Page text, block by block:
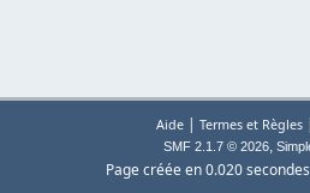
Aide| Termes et Règles|
SMF 2.1.7 © 2026,
Page créée en 0.020